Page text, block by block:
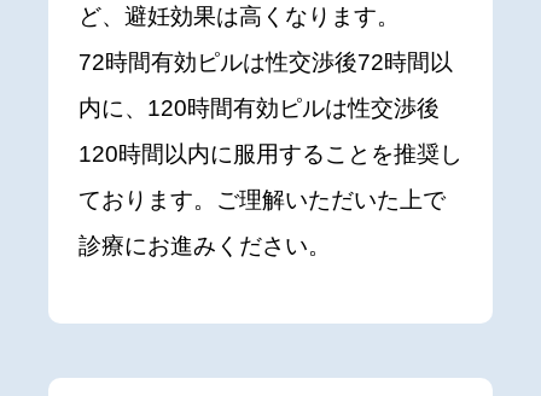
ど、避妊効果は高くなります。
72時間有効ピルは性交渉後72時間以
内に、120時間有効ピルは性交渉後
120時間以内に服用することを推奨し
ております。ご理解いただいた上で
診療にお進みください。